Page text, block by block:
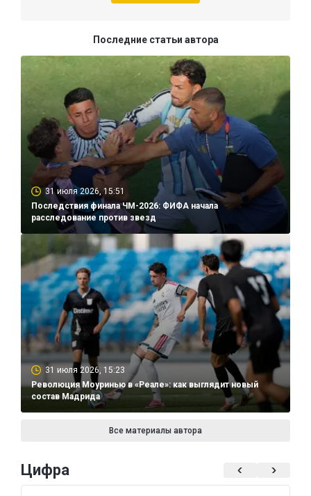
Последние статьи автора
31 июля 2026, 15:51
Последствия финала ЧМ-2026: ФИФА начала
расследование против звезд
31 июля 2026, 15:23
Революция Моуринью в «Реале»: как выглядит новый
состав Мадрида
Все материалы автора
Цифра